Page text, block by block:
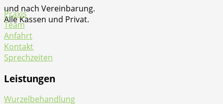
und nach Vereinbarung.
Alle Kassen und Privat.
Praxis
Team
Anfahrt
Kontakt
Sprechzeiten
Leistungen
Wurzelbehandlung